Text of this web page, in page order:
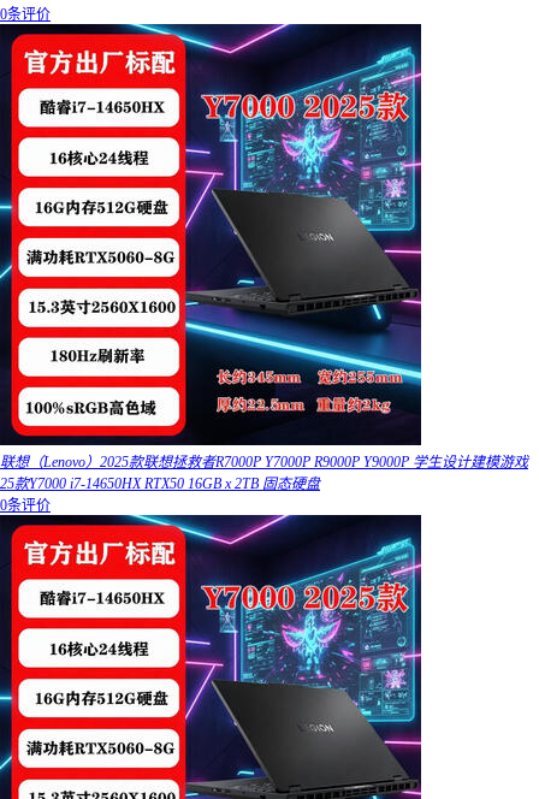
0条评价
联想（Lenovo）2025款联想拯救者R7000P Y7000P R9000P Y9000P 学生设计建模游戏
25款Y7000 i7-14650HX RTX50 16GB x 2TB 固态硬盘
0条评价